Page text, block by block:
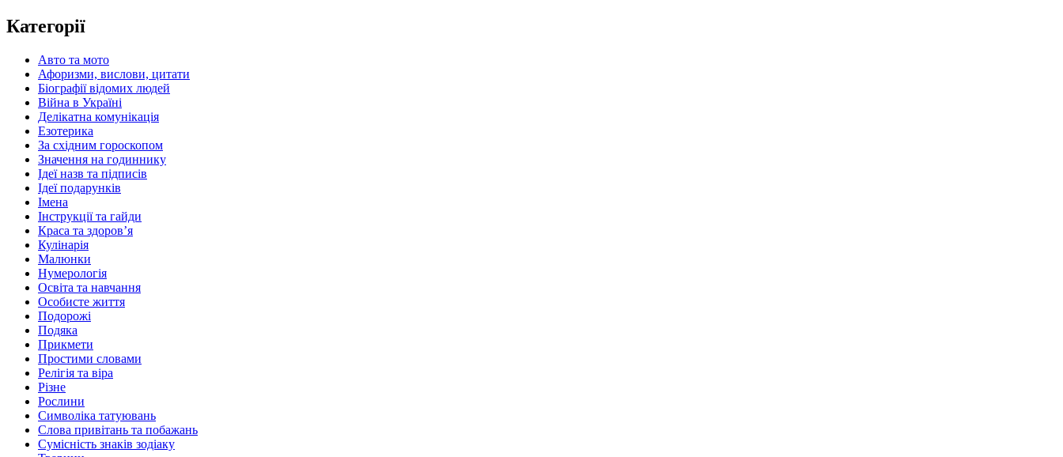
Категорії
Авто та мото
Афоризми, вислови, цитати
Біографії відомих людей
Війна в Україні
Делікатна комунікація
Езотерика
За східним гороскопом
Значення на годиннику
Ідеї назв та підписів
Ідеї подарунків
Імена
Інструкції та гайди
Краса та здоровʼя
Кулінарія
Малюнки
Нумерологія
Освіта та навчання
Особисте життя
Подорожі
Подяка
Прикмети
Простими словами
Релігія та віра
Різне
Рослини
Символіка татуювань
Слова привітань та побажань
Сумісність знаків зодіаку